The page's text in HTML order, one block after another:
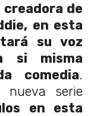
creadora de
en esta
su voz
si misma
comedia.
nueva serie
en esta